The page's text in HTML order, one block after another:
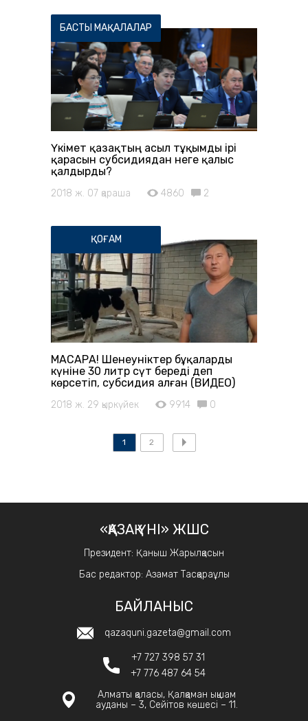
БАСТЫ МАҚАЛАЛАР
Үкімет қазақтың асыл тұқымды ірі
қарасын субсидиядан неге қалыс
қалдырды?
2018 ж. 07 қараша 4860 2
ҚОҒАМ
МАСҚАРА! Шенеуніктер бұқаларды
күніне 30 литр сүт береді деп
көрсетіп, субсидия алған (ВИДЕО)
2018 ж. 29 қыркүйек 9914 0
1 2
«ҚАЗАҚ ҮНІ» ЖШС
Президент: Қаныш Жарылқасын
Бас редактор: Азамат Тасқараұлы
БАЙЛАНЫС
qazaquni.gazeta@gmail.com
+7 727 398 57 31
+7 776 487 64 54
Алматы қаласы, Қалқаман ықшам
ауданы – 3, Сейітов көшесі – 11.